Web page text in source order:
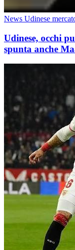
News Udinese
Udinese, occhi
spunta anche